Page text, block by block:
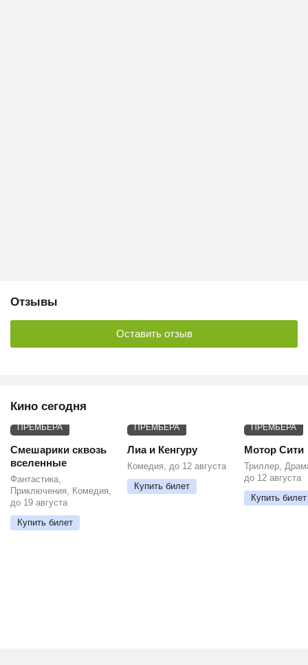
Отзывы
Оставить отзыв
Кино сегодня
ПРЕМЬЕРА
Смешарики сквозь
вселенные
Фантастика,
Приключения, Комедия,
до 19 августа
Купить билет
ПРЕМЬЕРА
Лиа и Кенгуру
Комедия, до 12 августа
Купить билет
ПРЕМЬЕРА
Мотор Сити
Триллер,
до 12 августа
Купить билет